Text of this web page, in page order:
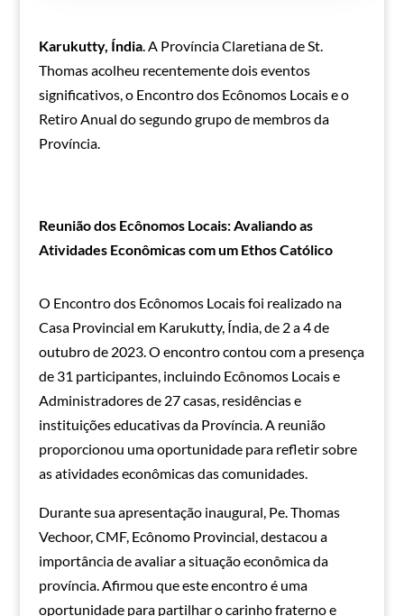
Karukutty, Índia. A Província Claretiana de St.
Thomas acolheu recentemente dois eventos
significativos, o Encontro dos Ecônomos Locais e o
Retiro Anual do segundo grupo de membros da
Província.
Reunião dos Ecônomos Locais: Avaliando as
Atividades Econômicas com um Ethos Católico
O Encontro dos Ecônomos Locais foi realizado na
Casa Provincial em Karukutty, Índia, de 2 a 4 de
outubro de 2023. O encontro contou com a presença
de 31 participantes, incluindo Ecônomos Locais e
Administradores de 27 casas, residências e
instituições educativas da Província. A reunião
proporcionou uma oportunidade para refletir sobre
as atividades econômicas das comunidades.
Durante sua apresentação inaugural, Pe. Thomas
Vechoor, CMF, Ecônomo Provincial, destacou a
importância de avaliar a situação econômica da
província. Afirmou que este encontro é uma
oportunidade para partilhar o carinho fraterno e